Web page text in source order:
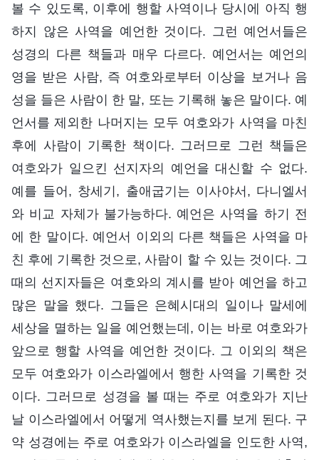
볼 수 있도록, 이후에 행할 사역이나 당시에 아직 행
하지 않은 사역을 예언한 것이다. 그런 예언서들은
성경의 다른 책들과 매우 다르다. 예언서는 예언의
영을 받은 사람, 즉 여호와로부터 이상을 보거나 음
성을 들은 사람이 한 말, 또는 기록해 놓은 말이다. 예
언서를 제외한 나머지는 모두 여호와가 사역을 마친
후에 사람이 기록한 책이다. 그러므로 그런 책들은
여호와가 일으킨 선지자의 예언을 대신할 수 없다.
예를 들어, 창세기, 출애굽기는 이사야서, 다니엘서
와 비교 자체가 불가능하다. 예언은 사역을 하기 전
에 한 말이다. 예언서 이외의 다른 책들은 사역을 마
친 후에 기록한 것으로, 사람이 할 수 있는 것이다. 그
때의 선지자들은 여호와의 계시를 받아 예언을 하고
많은 말을 했다. 그들은 은혜시대의 일이나 말세에
세상을 멸하는 일을 예언했는데, 이는 바로 여호와가
앞으로 행할 사역을 예언한 것이다. 그 이외의 책은
모두 여호와가 이스라엘에서 행한 사역을 기록한 것
이다. 그러므로 성경을 볼 때는 주로 여호와가 지난
날 이스라엘에서 어떻게 역사했는지를 보게 된다. 구
약 성경에는 주로 여호와가 이스라엘을 인도한 사역,